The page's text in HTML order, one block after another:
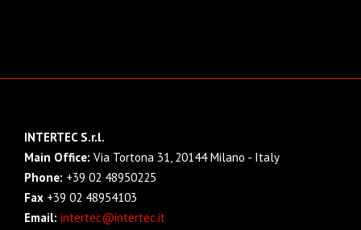
INTERTEC S.r.l.
Main Office: Via Tortona 31, 20144 Milano - Italy
Phone: +39 02 48950225
Fax +39 02 48954103
Email: intertec@intertec.it